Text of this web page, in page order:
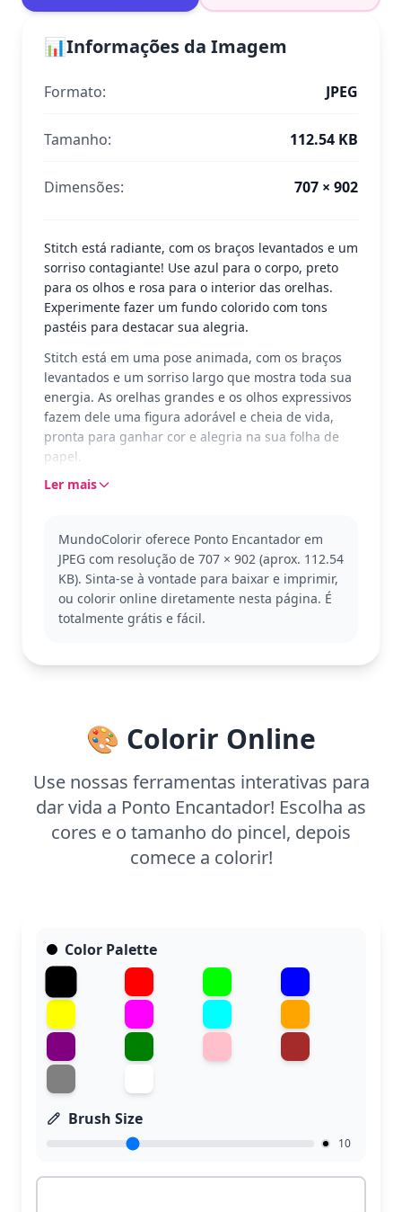
📊Informações da Imagem
Formato: JPEG
Tamanho: 112.54 KB
Dimensões: 707 × 902
Stitch está radiante, com os braços levantados e um
sorriso contagiante! Use azul para o corpo, preto
para os olhos e rosa para o interior das orelhas.
Experimente fazer um fundo colorido com tons
pastéis para destacar sua alegria.
Stitch está em uma pose animada, com os braços
levantados e um sorriso largo que mostra toda sua
energia. As orelhas grandes e os olhos expressivos
fazem dele uma figura adorável e cheia de vida,
pronta para ganhar cor e alegria na sua folha de
papel.
Stitch é o adorável alienígena do filme 'Lilo & Stitch'.
as idades. Se você gosta deste personagem, pode
também gostar de colorir páginas de Lilo ou dos
outros amigos de Stitch.
Esta página de colorir é fácil, ideal para crianças a
Ler mais
MundoColorir oferece Ponto Encantador em
JPEG com resolução de 707 × 902 (aprox. 112.54
KB). Sinta-se à vontade para baixar e imprimir,
ou colorir online diretamente nesta página. É
totalmente grátis e fácil.
🎨 Colorir Online
Use nossas ferramentas interativas para
dar vida a Ponto Encantador! Escolha as
cores e o tamanho do pincel, depois
comece a colorir!
Color Palette
Brush Size
10